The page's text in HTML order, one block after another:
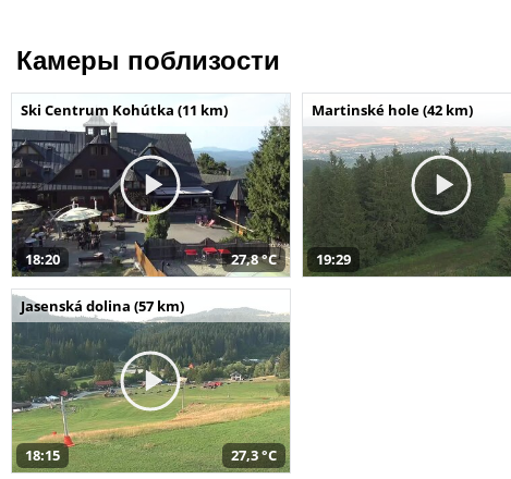
Камеры поблизости
Ski Centrum Kohútka (11 km)
18:20 27,8 °C
Martinské hole (42 km)
19:29
Jasenská dolina (57 km)
18:15 27,3 °C